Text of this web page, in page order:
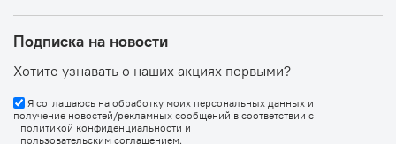
Подписка на новости
Хотите узнавать о наших акциях первыми?
Я соглашаюсь на обработку моих персональных данных и
получение новостей/рекламных сообщений в соответствии с
политикой конфиденциальности и
пользовательским соглашением.